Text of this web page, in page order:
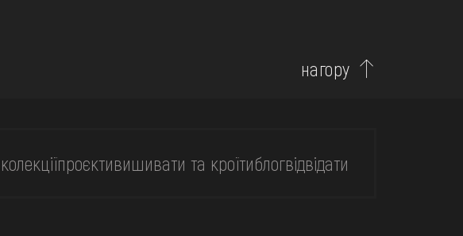
нагору
колекціїпроєктивишивати та кроїтиблогвідвідати